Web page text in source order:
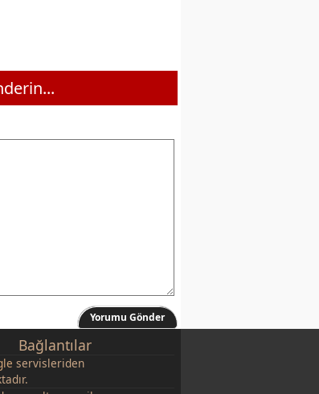
Yorumu Gönder
Bağlantılar
servisleriden